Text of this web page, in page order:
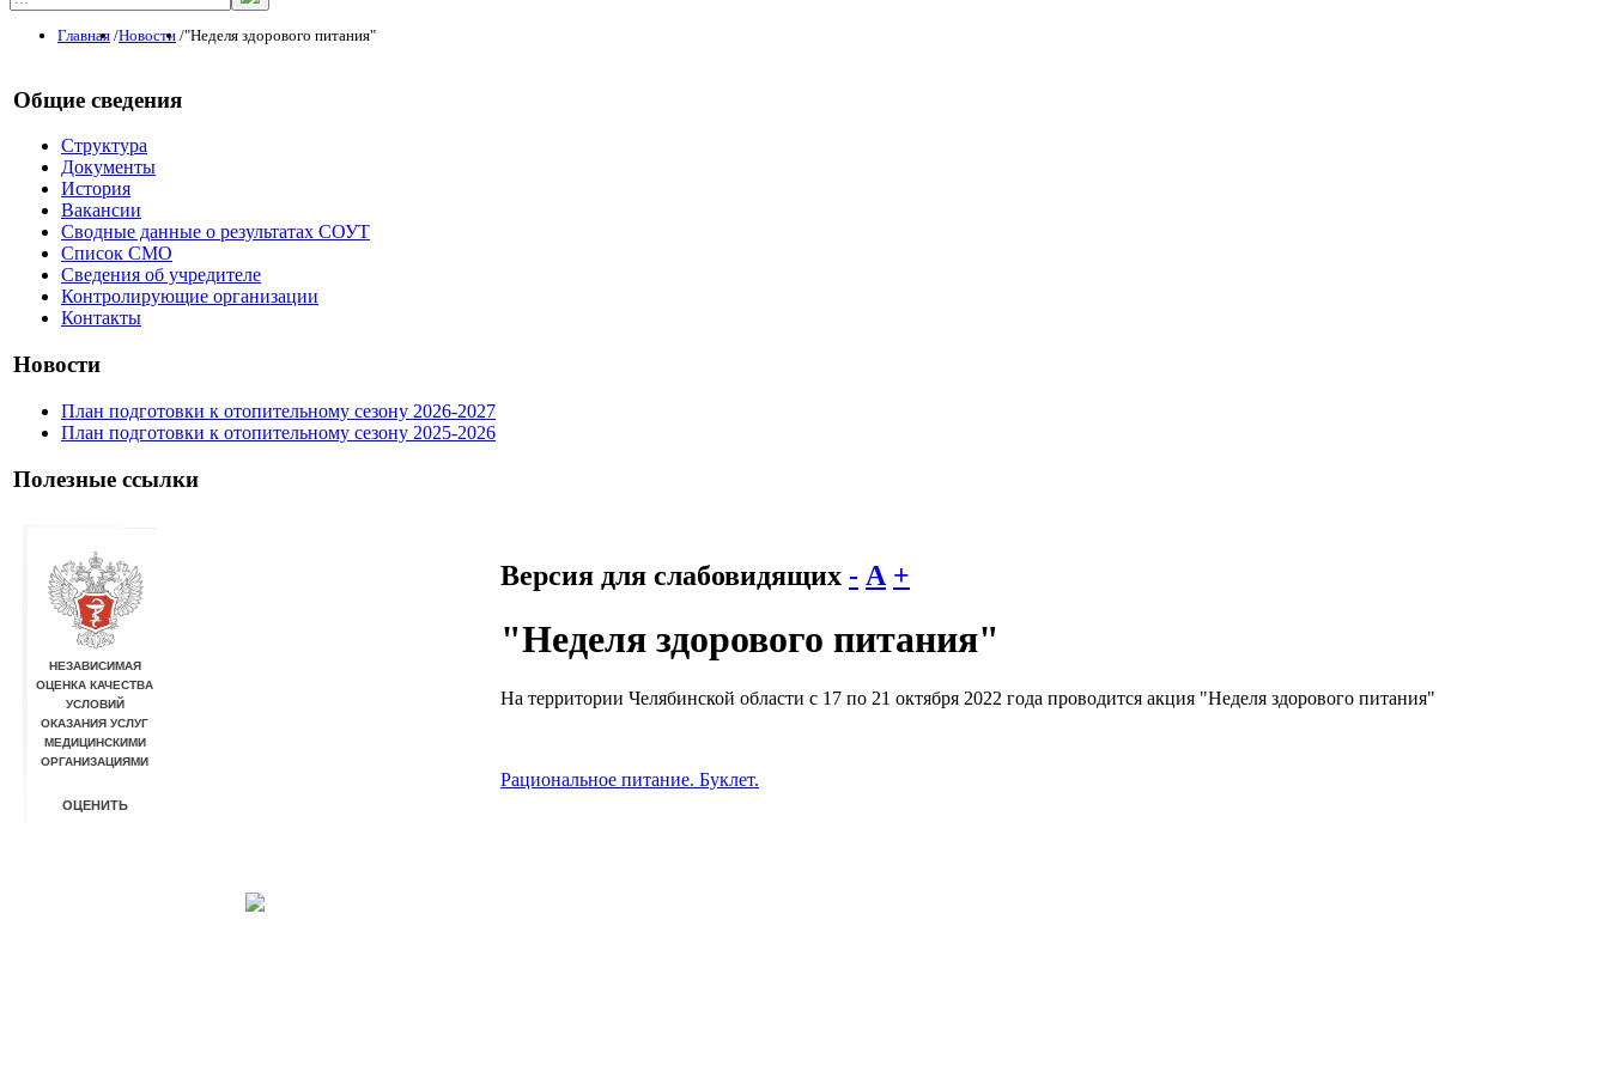
Главная /Новости /"Неделя здорового питания"
Общие сведения
Структура
Документы
История
Вакансии
Сводные данные о результатах СОУТ
Список СМО
Сведения об учредителе
Контролирующие организации
Контакты
Новости
План подготовки к отопительному сезону 2026-2027
План подготовки к отопительному сезону 2025-2026
Полезные ссылки
Версия для слабовидящих - А +
"Неделя здорового питания"
На территории Челябинской области с 17 по 21 октября 2022 года проводится акция "Неделя здорового питания"
Рациональное питание. Буклет.